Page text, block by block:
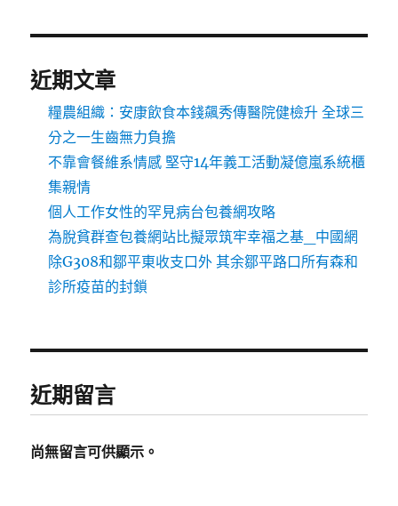
近期文章
糧農組織：安康飲食本錢飆秀傳醫院健檢升 全球三
分之一生齒無力負擔
不靠會餐維系情感 堅守14年義工活動凝億嵐系統櫃
集親情
個人工作女性的罕見病台包養網攻略
為脫貧群查包養網站比擬眾筑牢幸福之基_中國網
除G308和鄒平東收支口外 其余鄒平路口所有森和
診所疫苗的封鎖
近期留言
尚無留言可供顯示。